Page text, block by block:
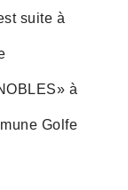
suite à
à
Golfe